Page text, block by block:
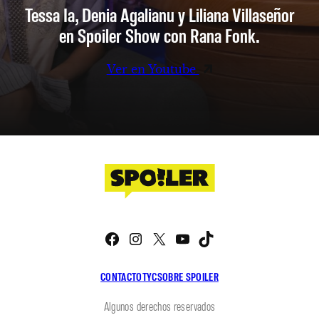
Tessa Ia, Denia Agalianu y Liliana Villaseñor
en Spoiler Show con Rana Fonk.
Ver en Youtube
CONTACTOTYCSOBRE SPOILER
Facebook
Instagram
X YouTube
Algunos derechos reservados